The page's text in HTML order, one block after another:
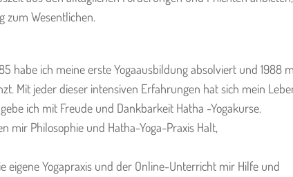
zum Wesentlichen.
habe ich meine erste Yogaausbildung absolviert und 1988
Mit jeder dieser intensiven Erfahrungen hat sich mein
ich mit Freude und Dankbarkeit Hatha -Yogakurse.
mir Philosophie und Hatha-Yoga-Praxis Halt,
eigene Yogapraxis und der Online-Unterricht mir Hilfe und